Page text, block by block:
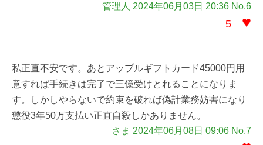
管理人 2024年06月03日 20:36 No.6
5 ♥
私正直不安です。あとアップルギフトカード45000円用
意すれば手続きは完了で三億受けとれることになりま
す。しかしやらないで約束を破れば偽計業務妨害になり
懲役3年50万支払い正直自殺しかありません。
さま 2024年06月08日 09:06 No.7